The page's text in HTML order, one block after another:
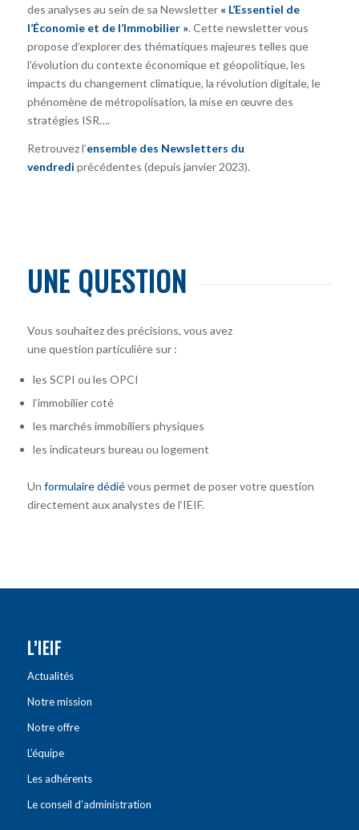
des analyses au sein de sa Newsletter « L’Essentiel de
l’Économie et de l’Immobilier ». Cette newsletter vous
propose d’explorer des thématiques majeures telles que
l’évolution du contexte économique et géopolitique, les
impacts du changement climatique, la révolution digitale, le
phénomène de métropolisation, la mise en œuvre des
stratégies ISR….
Retrouvez l’ensemble des Newsletters du
vendredi précédentes (depuis janvier 2023).
UNE QUESTION
Vous souhaitez des précisions, vous avez
une question particulière sur :
les SCPI ou les OPCI
l’immobilier coté
les marchés immobiliers physiques
les indicateurs bureau ou logement
Un formulaire dédiévous permet de poser votre question
directement aux analystes de l’IEIF.
L’IEIF
Actualités
Notre mission
Notre offre
L’équipe
Les adhérents
Le conseil d’administration